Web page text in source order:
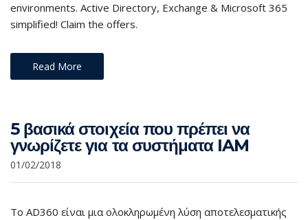
environments. Active Directory, Exchange & Microsoft 365
simplified! Claim the offers.
Read More
5 βασικά στοιχεία που πρέπει να
γνωρίζετε για τα συστήματα IAM
01/02/2018
Το AD360 είναι μια ολοκληρωμένη λύση αποτελεσματικής